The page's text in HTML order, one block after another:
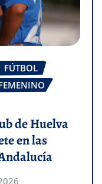
FÚTBOL
de Huelva
en las